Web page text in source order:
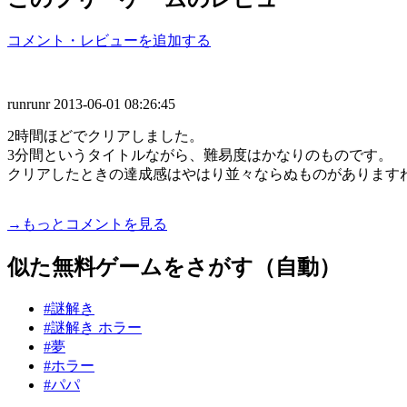
コメント・レビューを追加する
runrunr 2013-06-01 08:26:45
2時間ほどでクリアしました。
3分間というタイトルながら、難易度はかなりのものです。
クリアしたときの達成感はやはり並々ならぬものがあります
→もっとコメントを見る
似た無料ゲームをさがす（自動）
#謎解き
#謎解き ホラー
#夢
#ホラー
#パパ